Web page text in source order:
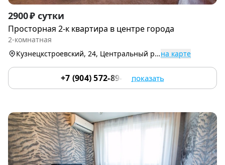
Item
1
of
2900 ₽ сутки
Просторная 2-к квартира в центре города
2-комнатная
Кузнецкстроевский, 24, Центральный р-нна карте
+7 (904) 572-89-03 показать